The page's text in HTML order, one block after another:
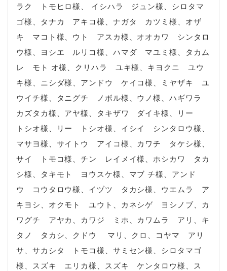
ラク トモヒロ様、 イシハラ ジュン様、シロタマ
ゴ様、タナカ アキコ様、ナガタ カツミ様、オザ
キ マコト様、ウト アスカ様、オオカワ シンタロ
ウ様、ヨシエ ルリコ様、ハマダ マユミ様、タカム
レ モト オ様、クリハラ ユキ様、キヨクニ ユウ
キ様、ニシダ様、アンドウ ケイコ様、ミヤザキ ユ
ウイチ様、タニグチ ノボル様、ウノ様、ハギワラ
カズタカ様、アヤ様、タキザワ ダイキ様、リー
トシオ様、リー トシオ様、イシイ シンタロウ様、
マサヨ様、サイトウ アイコ様、カワチ タケシ様、
サイ トモコ様、チン レイメイ様、ホシカワ タカ
シ様、タキモト ヨウスケ様、マブ チ様、アンド
ウ コウタロウ様、イヅツ タカシ様、ウエムラ ア
キヨシ、オクモト ユウト、カネシゲ ヨシノブ、カ
ワグチ アヤカ、カワジ ミホ、カワムラ アリ、キ
タノ タカシ、クドウ マリ、クロ、コヤマ アリ
サ、サカシタ トモコ様、サミセン様、シロタマゴ
様、スズキ エリカ様、スズキ ケンタロウ様、ス